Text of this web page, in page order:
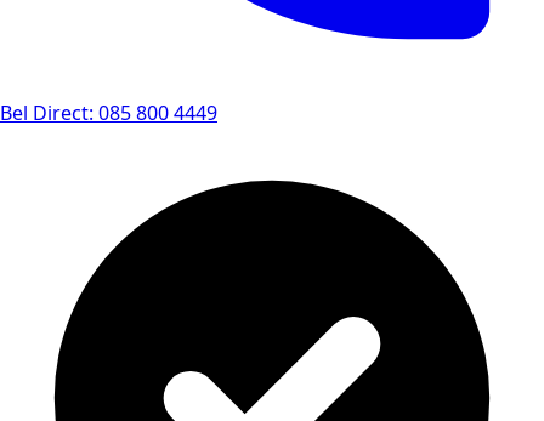
Bel Direct: 085 800 4449